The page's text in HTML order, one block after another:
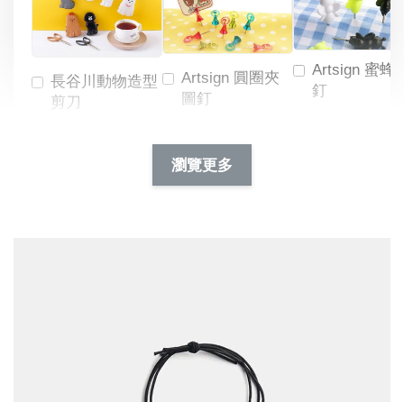
長谷川動物造型
剪刀
Artsign 圓圈夾
圖釘
NT$ 19.00
NT$ 66.00
Artsign 蜜蜂
釘
瀏覽更多